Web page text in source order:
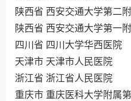
陕西省 西安交通大学第二
陕西省 西安交通大学第一
四川省 四川大学华西医院
天津市 天津市人民医院
浙江省 浙江省人民医院
重庆市 重庆医科大学附属